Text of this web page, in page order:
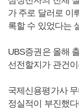
가 주로 달러로 이
록할 수 있었다는
UBS증권은 올해
선전할지가 관건
국제신용평가사
정실적이 부진했